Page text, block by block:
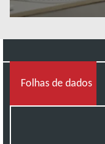
Folhas de dados